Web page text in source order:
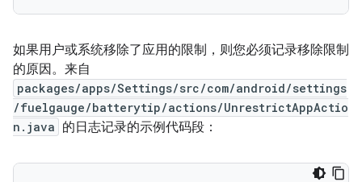
如果用户或系统移除了应用的限制，则您必须记录移除限制
的原因。来自
packages/apps/Settings/src/com/android/settings
/fuelgauge/batterytip/actions/UnrestrictAppActio
n.java 的日志记录的示例代码段：